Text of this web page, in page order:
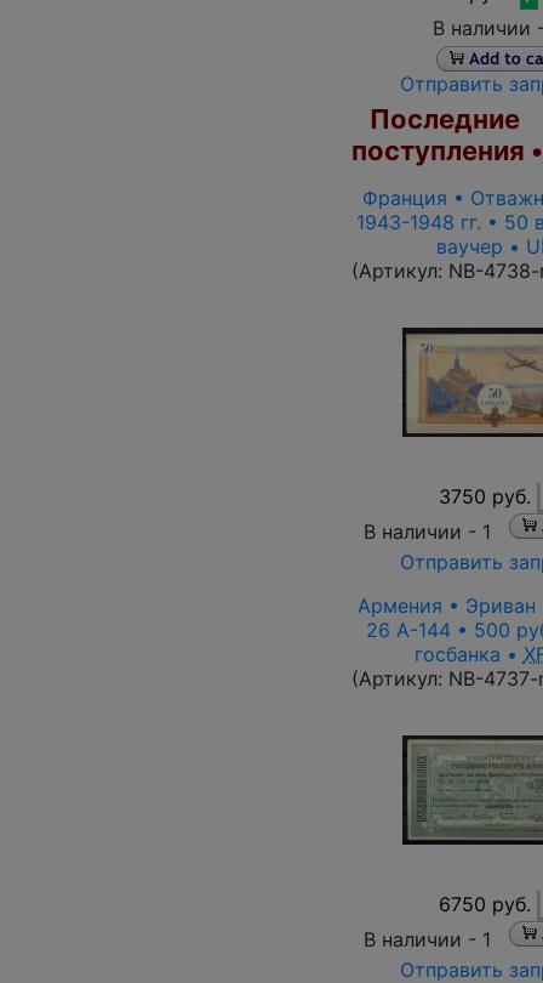
В наличии
Отправить
Последние
поступления
Франция •
1943-1948 гг. • 50
ваучер •
(Артикул: NB-4738-
3750 руб.
В наличии - 1
Отправить
Армения • Эриван
26 A-144 • 500
госбанка •
(Артикул: NB-4737-
6750 руб.
В наличии - 1
Отправить